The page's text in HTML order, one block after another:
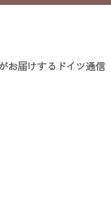
お届けするドイツ通信